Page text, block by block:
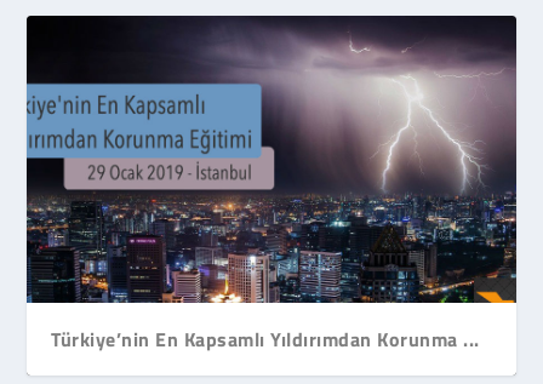
Türkiye’nin En Kapsamlı Yıldırımdan Korunma ...